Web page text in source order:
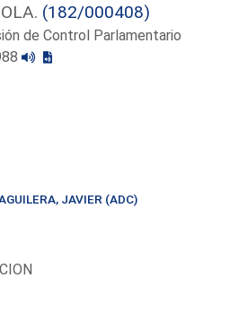
(182/000408)
de Control Parlamentario
JAVIER (ADC)